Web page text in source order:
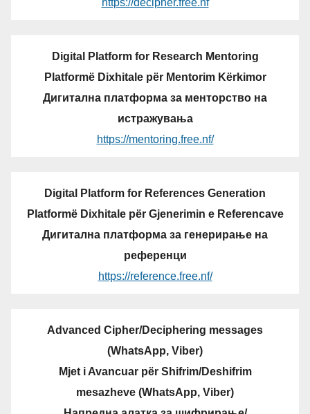
https://decipher.free.nf
Digital Platform for Research Mentoring
Platformë Dixhitale për Mentorim Kërkimor
Дигитална платформа за менторство на
истражувања
https://mentoring.free.nf/
Digital Platform for References Generation
Platformë Dixhitale për Gjenerimin e Referencave
Дигитална платформа за генерирање на
референци
https://reference.free.nf/
Advanced Cipher/Deciphering messages
(WhatsApp, Viber)
Mjet i Avancuar për Shifrim/Deshifrim
mesazheve (WhatsApp, Viber)